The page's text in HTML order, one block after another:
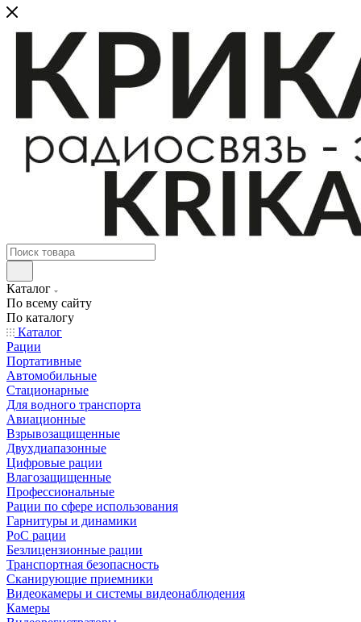
Каталог
По всему сайту
По каталогу
Каталог
Рации
Портативные
Автомобильные
Стационарные
Для водного транспорта
Авиационные
Взрывозащищенные
Двухдиапазонные
Цифровые рации
Влагозащищенные
Профессиональные
Рации по сфере использования
Гарнитуры и динамики
PoC рации
Безлицензионные рации
Транспортная безопасность
Сканирующие приемники
Видеокамеры и системы видеонаблюдения
Камеры